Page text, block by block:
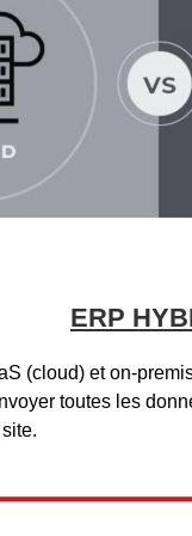
ERP
(cloud) et on-
toutes les